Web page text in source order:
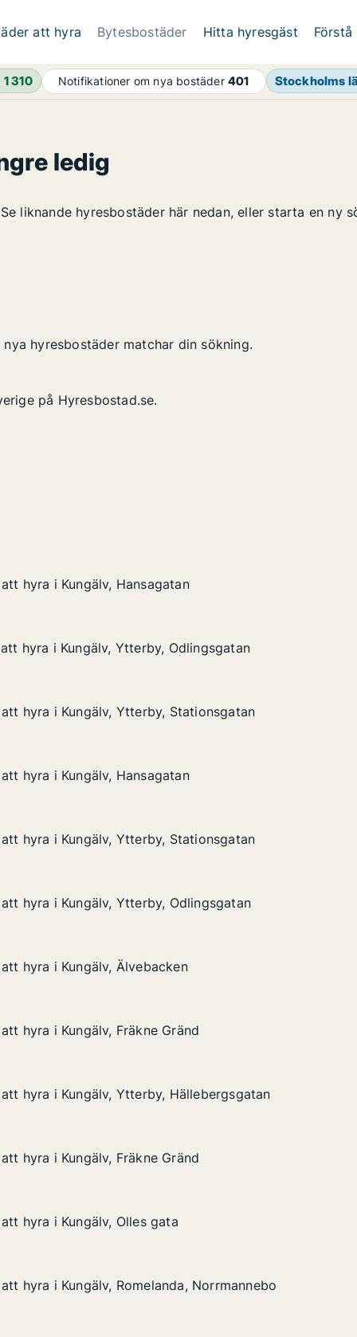
att hyra Bytesbostäder Hitta hyresgäst Förstå
1 310 Notifikationer om nya bostäder401 Stockholms
ledig
liknande hyresbostäder här nedan, eller starta en ny
hyresbostäder matchar din sökning.
på Hyresbostad.se.
Hansagatan
hyra i Kungälv, Hansagatan
hyra i Kungälv, Hansagatan
Ytterby, Odlingsgatan
hyra i Kungälv, Ytterby, Odlingsgatan
hyra i Kungälv, Ytterby, Odlingsgatan
Ytterby, Stationsgatan
hyra i Kungälv, Ytterby, Stationsgatan
hyra i Kungälv, Ytterby, Stationsgatan
Hansagatan
hyra i Kungälv, Hansagatan
hyra i Kungälv, Hansagatan
Ytterby, Stationsgatan
hyra i Kungälv, Ytterby, Stationsgatan
hyra i Kungälv, Ytterby, Stationsgatan
Ytterby, Odlingsgatan
hyra i Kungälv, Ytterby, Odlingsgatan
hyra i Kungälv, Ytterby, Odlingsgatan
Älvebacken
hyra i Kungälv, Älvebacken
hyra i Kungälv, Älvebacken
Fräkne Gränd
hyra i Kungälv, Fräkne Gränd
hyra i Kungälv, Fräkne Gränd
Ytterby, Hällebergsgatan
hyra i Kungälv, Ytterby, Hällebergsgatan
hyra i Kungälv, Ytterby, Hällebergsgatan
Fräkne Gränd
hyra i Kungälv, Fräkne Gränd
hyra i Kungälv, Fräkne Gränd
Olles gata
hyra i Kungälv, Olles gata
hyra i Kungälv, Olles gata
Norrmannebo
Romelanda, Norrmannebo
hyra i Kungälv, Romelanda, Norrmannebo
hyra i Kungälv, Romelanda, Norrmannebo